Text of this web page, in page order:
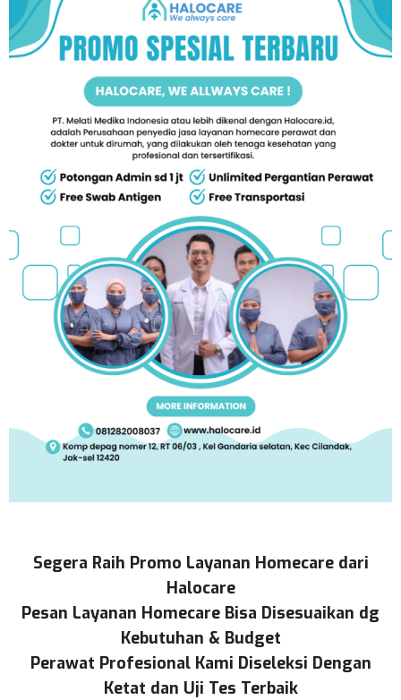
Segera Raih Promo Layanan Homecare dari
Halocare
Pesan Layanan Homecare Bisa Disesuaikan dg
Kebutuhan & Budget
Perawat Profesional Kami Diseleksi Dengan
Ketat dan Uji Tes Terbaik